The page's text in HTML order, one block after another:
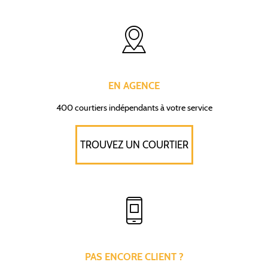
EN AGENCE
400 courtiers indépendants à votre service
TROUVEZ UN COURTIER
PAS ENCORE CLIENT ?